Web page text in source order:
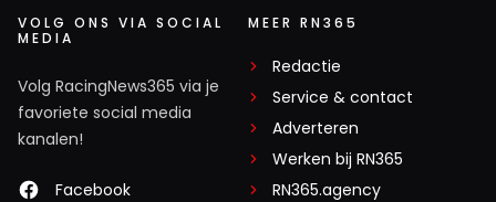
VOLG ONS VIA SOCIAL
MEDIA
Volg RacingNews365 via je
favoriete social media
kanalen!
Facebook
MEER RN365
Redactie
Service & contact
Adverteren
Werken bij RN365
RN365.agency